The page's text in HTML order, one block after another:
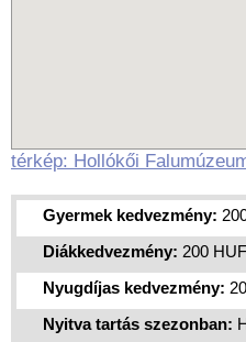
térkép: Hollókői
Gyermek kedvezmény:
Diákkedvezmény: 200 HUF
Nyugdíjas kedvezmény:
Nyitva tartás szezonban: